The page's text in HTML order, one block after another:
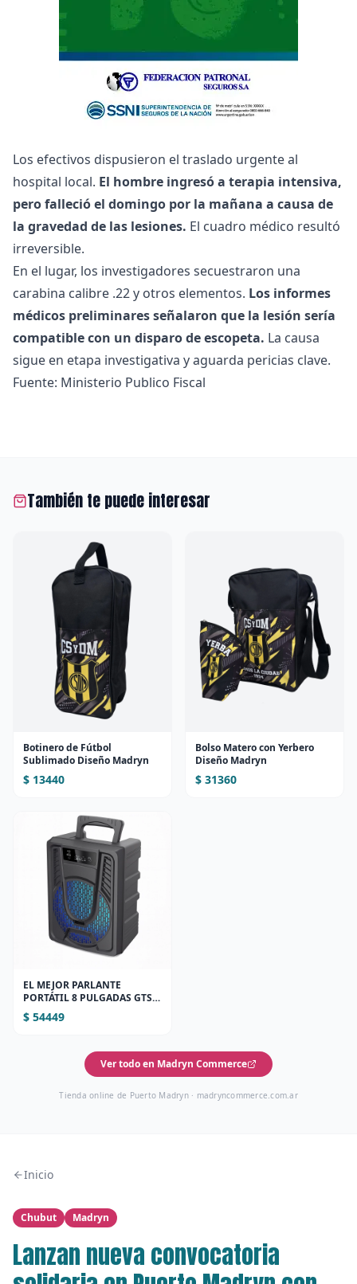
Los efectivos dispusieron el traslado urgente al
hospital local. El hombre ingresó a terapia intensiva,
pero falleció el domingo por la mañana a causa de
la gravedad de las lesiones. El cuadro médico resultó
irreversible.
En el lugar, los investigadores secuestraron una
carabina calibre .22 y otros elementos. Los informes
médicos preliminares señalaron que la lesión sería
compatible con un disparo de escopeta. La causa
sigue en etapa investigativa y aguarda pericias clave.
Fuente: Ministerio Publico Fiscal
También te puede interesar
Botinero de Fútbol
Sublimado Diseño Madryn
$ 13440
Bolso Matero con Yerbero
Diseño Madryn
$ 31360
EL MEJOR PARLANTE
PORTÁTIL 8 PULGADAS GTS-
1830 | BLUETOOTH, LUCES
LED Y ENTRADA
$ 54449
Ver todo en Madryn Commerce
Tienda online de Puerto Madryn · madryncommerce.com.ar
Inicio
Chubut Madryn
Lanzan nueva convocatoria